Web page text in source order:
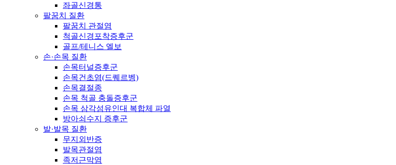
좌골신경통
팔꿈치 질환
팔꿈치 관절염
척골신경포착증후군
골프/테니스 엘보
손·손목 질환
손목터널증후군
손목건초염(드퀘르벵)
손목결절종
손목 척골 충돌증후군
손목 삼각섬유인대 복합체 파열
방아쇠수지 증후군
발·발목 질환
무지외반증
발목관절염
족저근막염